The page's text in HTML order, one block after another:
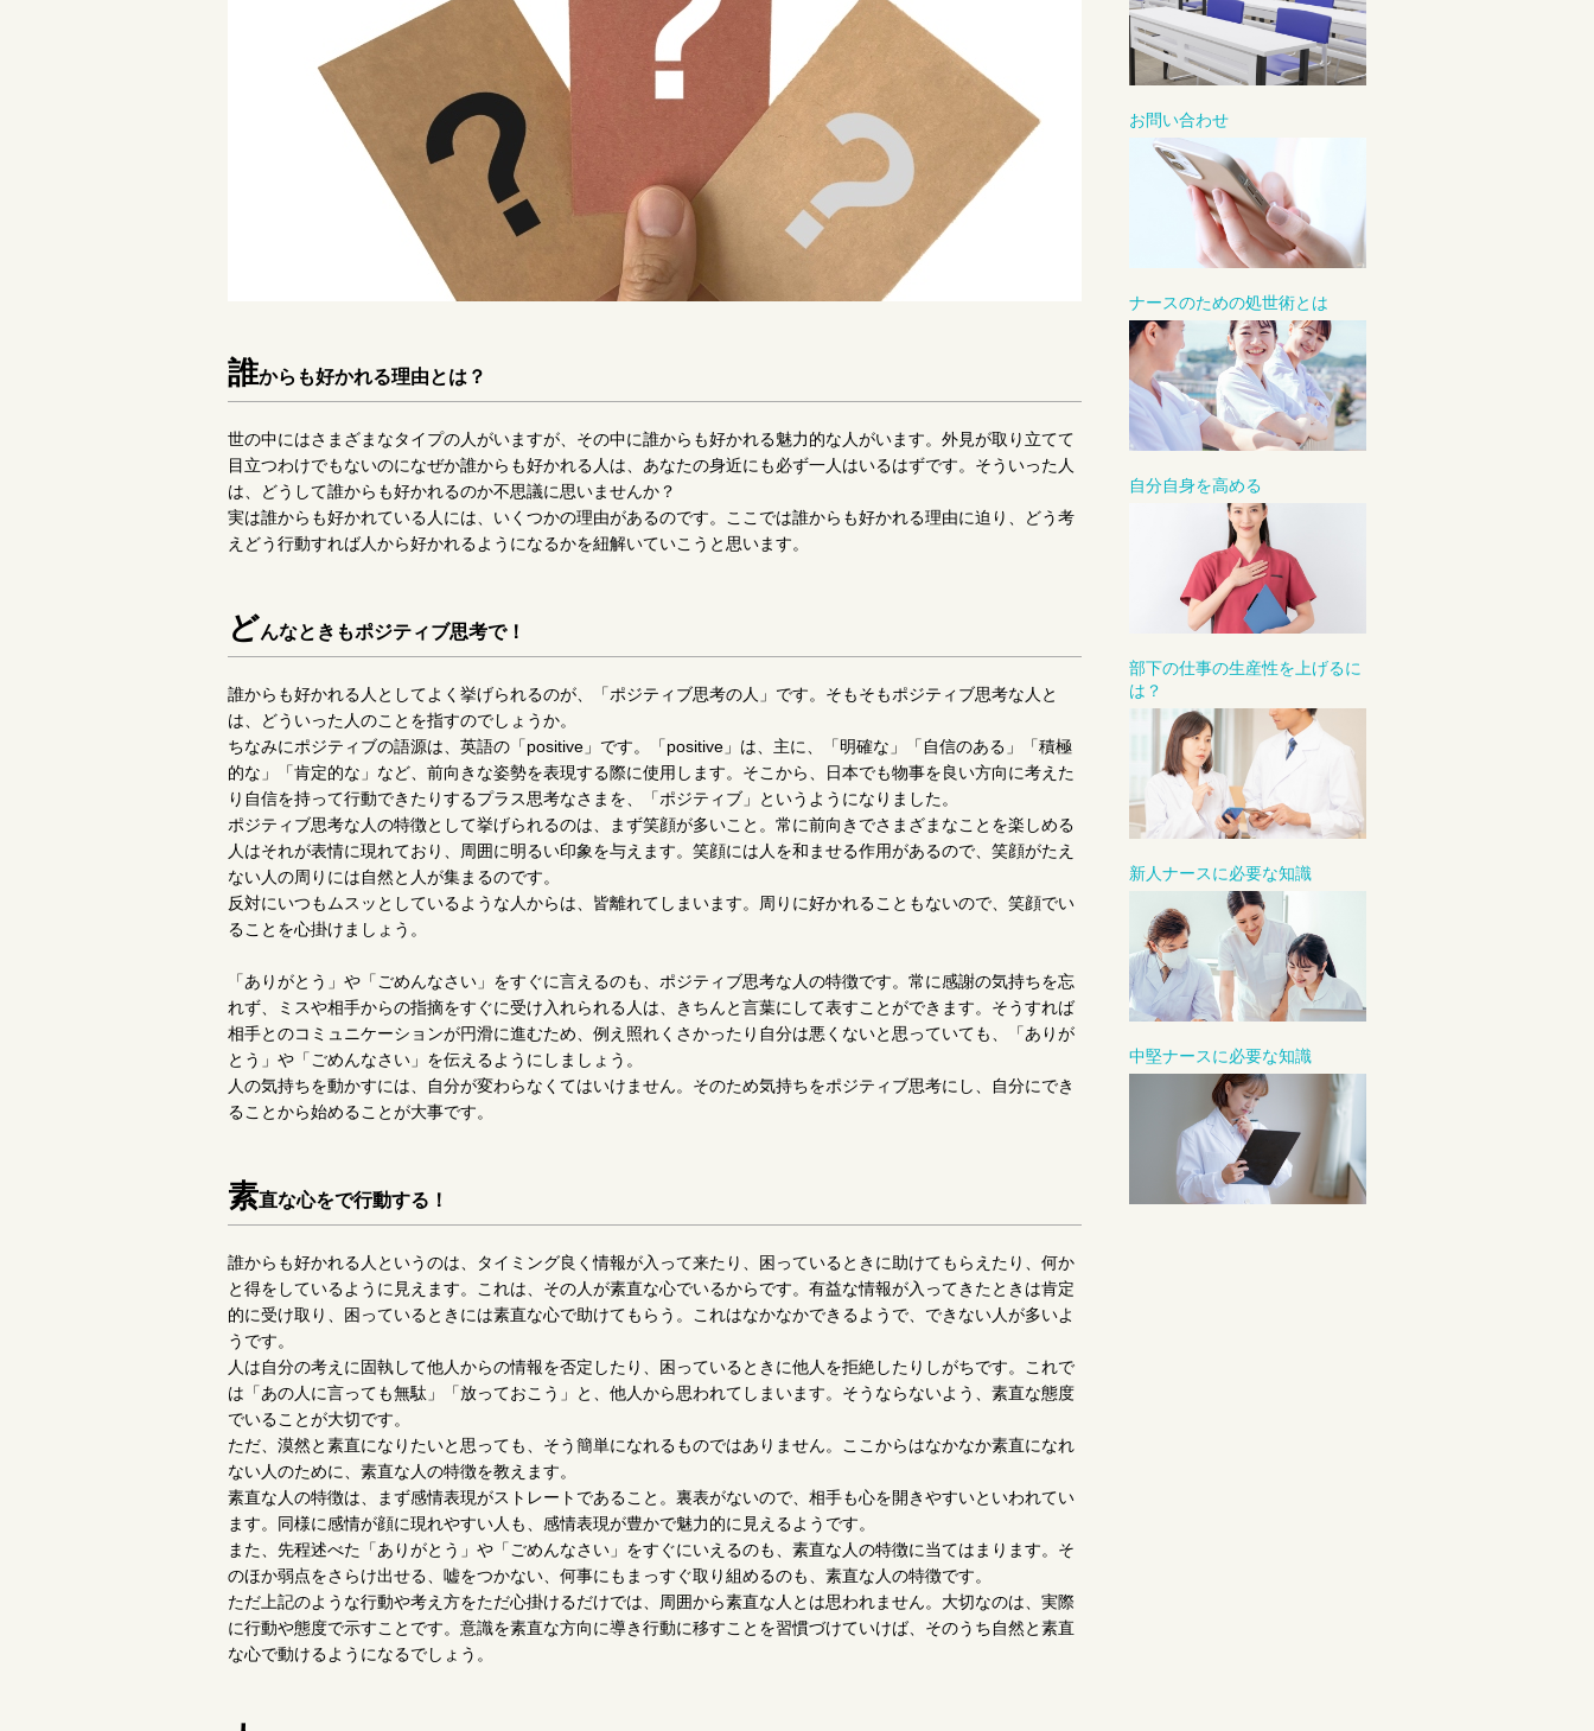
誰からも好かれる理由とは？
世の中にはさまざまなタイプの人がいますが、その中に誰からも好かれる魅力的な人がいます。外見が取り立てて
目立つわけでもないのになぜか誰からも好かれる人は、あなたの身近にも必ず一人はいるはずです。そういった人
は、どうして誰からも好かれるのか不思議に思いませんか？
実は誰からも好かれている人には、いくつかの理由があるのです。ここでは誰からも好かれる理由に迫り、どう考
えどう行動すれば人から好かれるようになるかを紐解いていこうと思います。
どんなときもポジティブ思考で！
誰からも好かれる人としてよく挙げられるのが、「ポジティブ思考の人」です。そもそもポジティブ思考な人と
は、どういった人のことを指すのでしょうか。
ちなみにポジティブの語源は、英語の「positive」です。「positive」は、主に、「明確な」「自信のある」「積極
的な」「肯定的な」など、前向きな姿勢を表現する際に使用します。そこから、日本でも物事を良い方向に考えた
り自信を持って行動できたりするプラス思考なさまを、「ポジティブ」というようになりました。
ポジティブ思考な人の特徴として挙げられるのは、まず笑顔が多いこと。常に前向きでさまざまなことを楽しめる
人はそれが表情に現れており、周囲に明るい印象を与えます。笑顔には人を和ませる作用があるので、笑顔がたえ
ない人の周りには自然と人が集まるのです。
反対にいつもムスッとしているような人からは、皆離れてしまいます。周りに好かれることもないので、笑顔でい
ることを心掛けましょう。
「ありがとう」や「ごめんなさい」をすぐに言えるのも、ポジティブ思考な人の特徴です。常に感謝の気持ちを忘
れず、ミスや相手からの指摘をすぐに受け入れられる人は、きちんと言葉にして表すことができます。そうすれば
相手とのコミュニケーションが円滑に進むため、例え照れくさかったり自分は悪くないと思っていても、「ありが
とう」や「ごめんなさい」を伝えるようにしましょう。
人の気持ちを動かすには、自分が変わらなくてはいけません。そのため気持ちをポジティブ思考にし、自分にでき
ることから始めることが大事です。
素直な心をで行動する！
誰からも好かれる人というのは、タイミング良く情報が入って来たり、困っているときに助けてもらえたり、何か
と得をしているように見えます。これは、その人が素直な心でいるからです。有益な情報が入ってきたときは肯定
的に受け取り、困っているときには素直な心で助けてもらう。これはなかなかできるようで、できない人が多いよ
うです。
人は自分の考えに固執して他人からの情報を否定したり、困っているときに他人を拒絶したりしがちです。これで
は「あの人に言っても無駄」「放っておこう」と、他人から思われてしまいます。そうならないよう、素直な態度
でいることが大切です。
ただ、漠然と素直になりたいと思っても、そう簡単になれるものではありません。ここからはなかなか素直になれ
ない人のために、素直な人の特徴を教えます。
素直な人の特徴は、まず感情表現がストレートであること。裏表がないので、相手も心を開きやすいといわれてい
ます。同様に感情が顔に現れやすい人も、感情表現が豊かで魅力的に見えるようです。
また、先程述べた「ありがとう」や「ごめんなさい」をすぐにいえるのも、素直な人の特徴に当てはまります。そ
のほか弱点をさらけ出せる、嘘をつかない、何事にもまっすぐ取り組めるのも、素直な人の特徴です。
ただ上記のような行動や考え方をただ心掛けるだけでは、周囲から素直な人とは思われません。大切なのは、実際
に行動や態度で示すことです。意識を素直な方向に導き行動に移すことを習慣づけていけば、そのうち自然と素直
な心で動けるようになるでしょう。
お問い合わせ
ナースのための処世術とは
自分自身を高める
部下の仕事の生産性を上げるに
は？
新人ナースに必要な知識
中堅ナースに必要な知識